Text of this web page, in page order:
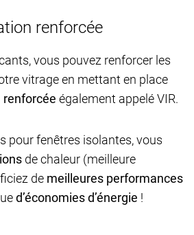
renforcée
vous pouvez renforcer les
vitrage en mettant en place
renforcée également appelé VIR.
pour fenêtres isolantes, vous
de chaleur (meilleure
de meilleures performances
d’économies d’énergie !